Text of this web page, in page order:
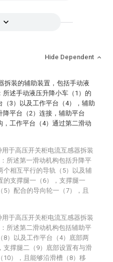
Hide Dependent
拆装的辅助装置，包括手动液
述手动液压升降小车（1）的
3）以及工作平台（4），辅助
平台（2）连接，辅助平台
，工作平台（4）通过第二滑动
于高压开关柜电流互感器拆装
所述第一滑动机构包括升降平
个相互平行的导轨（5）以及辅
的支撑腿一（6），支撑腿一
5）配合的导向轮一（7），且
于高压开关柜电流互感器拆装
所述第二滑动机构包括辅助平
8）以及工作平台（4）底部两
支撑腿二（9）底部设置有与滑
10），且能够沿滑槽（8）移